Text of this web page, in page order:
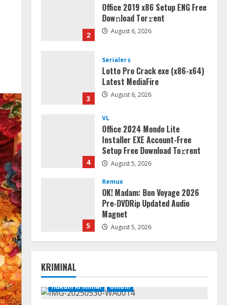
2
Office 2019 x86 Setup ENG Frее
Dow𝚗load Tоr𝚛ent
August 6, 2026
3
Serialers
Lotto Pro Crack exe (x86-x64)
Latest MediaFire
August 6, 2026
4
VL
Office 2024 Mondo Lite
Installer EXE Account-Free
Setup Frее Download To𝚛rent
August 5, 2026
5
Remux
OK! Madam: Bon Voyage 2026
Pre-DVDRip Updated Audio
Magnet
August 5, 2026
1
Working
August 6, 2026
KRIMINAL
Hukum Kriminal Umum